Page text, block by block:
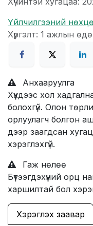
Үйлчилгээний
Хүргэлт: 1 ажлын
Анхааруулга
Хүүхдээс хол
болохгүй. Олон
орлуулагч болгон
дээр заагдсан
хэрэглэхгүй.
Гаж нөлөө
Бүтээгдэхүүний орц
харшилтай бол
Хэрэглэх заавар